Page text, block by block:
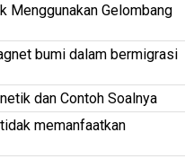
Menggunakan Gelombang
bumi dalam bermigrasi
dan Contoh Soalnya
memanfaatkan